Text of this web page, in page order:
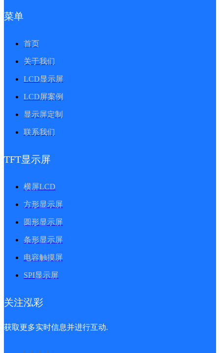
菜单
首页
关于我们
LCD显示屏
LCD屏案例
显示屏定制
联系我们
TFT显示屏
横屏LCD
方形显示屏
圆形显示屏
条形显示屏
电容触摸屏
SPI显示屏
关注泓彩
获取更多实时信息并进行互动.